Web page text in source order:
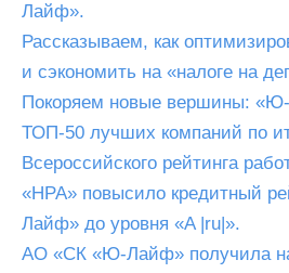
Лайф».
Рассказываем, как
и сэкономить на «налоге на
Покоряем новые вершины:
ТОП-50 лучших компаний по
Всероссийского рейтинга
«НРА» повысило кредитный
Лайф» до уровня «A |ru|».
АО «СК «Ю-Лайф» получила